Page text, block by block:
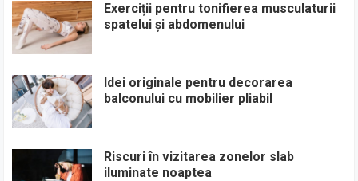
Exerciții pentru tonifierea musculaturii
spatelui și abdomenului
Idei originale pentru decorarea
balconului cu mobilier pliabil
Riscuri în vizitarea zonelor slab
iluminate noaptea